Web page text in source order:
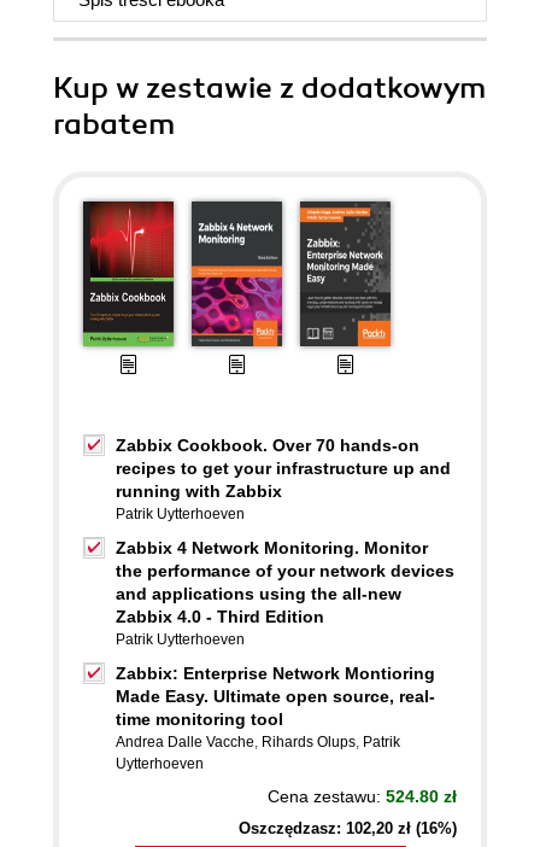
Kup w zestawie z dodatkowym
rabatem
Zabbix Cookbook. Over 70 hands-on
recipes to get your infrastructure up and
running with Zabbix
Patrik Uytterhoeven
Zabbix 4 Network Monitoring. Monitor
the performance of your network devices
and applications using the all-new
Zabbix 4.0 - Third Edition
Patrik Uytterhoeven
Zabbix: Enterprise Network Montioring
Made Easy. Ultimate open source, real-
time monitoring tool
Andrea Dalle Vacche, Rihards Olups, Patrik
Uytterhoeven
Cena zestawu: 524.80 zł
Oszczędzasz: 102,20 zł (16%)